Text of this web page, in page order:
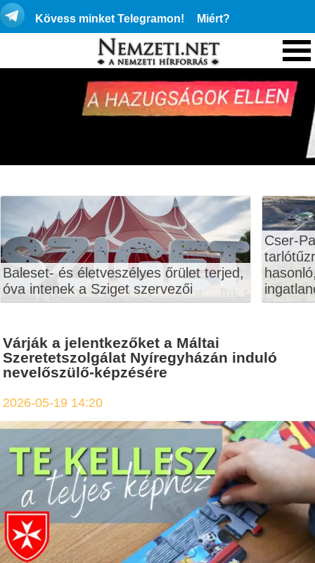
Kövess minket Telegramon! Miért?
Baleset- és életveszélyes őrület terjed,
óva intenek a Sziget szervezői
Cser-
Várják a jelentkezőket a Máltai
Szeretetszolgálat Nyíregyházán induló
nevelőszülő-képzésére
2026-05-19 14:20